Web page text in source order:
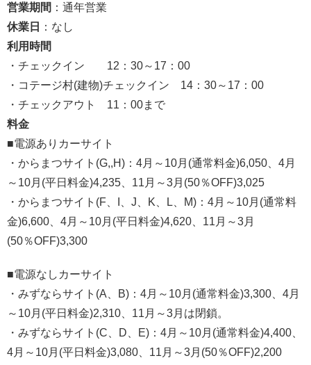
営業期間 ：通年営業
休業日
：なし
利用時間
・チェックイン 12：30～17：00
・コテージ村(建物)チェックイン 14：30～17：00
・チェックアウト 11：00まで
料金
■電源ありカーサイト
・からまつサイト(G,,H)：4月～10月(通常料金)6,050、4月
～10月(平日料金)4,235、11月～3月(50％OFF)3,025
・からまつサイト(F、I、J、K、L、M)：4月～10月(通常料
金)6,600、4月～10月(平日料金)4,620、11月～3月
(50％OFF)3,300
■電源なしカーサイト
・みずならサイト(A、B)：4月～10月(通常料金)3,300、4月
～10月(平日料金)2,310、11月～3月は閉鎖。
・みずならサイト(C、D、E)：4月～10月(通常料金)4,400、
4月～10月(平日料金)3,080、11月～3月(50％OFF)2,200